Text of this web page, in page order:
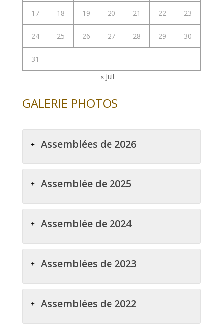
17 18 19 20 21 22 23
24 25 26 27 28 29 30
31
« Juil
GALERIE PHOTOS
Assemblées de 2026
Assemblée de 2025
Assemblée de 2024
Assemblées de 2023
Assemblées de 2022